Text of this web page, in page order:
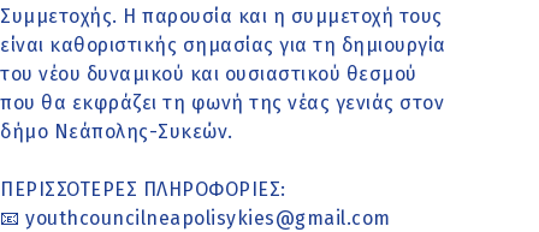
Συμμετοχής. Η παρουσία και η συμμετοχή τους
είναι καθοριστικής σημασίας για τη δημιουργία
του νέου δυναμικού και ουσιαστικού θεσμού
που θα εκφράζει τη φωνή της νέας γενιάς στον
δήμο Νεάπολης-Συκεών.
ΠΕΡΙΣΣΟΤΕΡΕΣ ΠΛΗΡΟΦΟΡΙΕΣ:
📧 youthcouncilneapolisykies@gmail.com